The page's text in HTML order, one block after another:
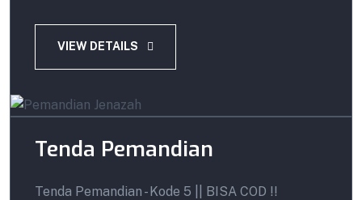
VIEW DETAILS
Tenda Pemandian
Tenda Pemandian - Kode 5 || BISA COD !!